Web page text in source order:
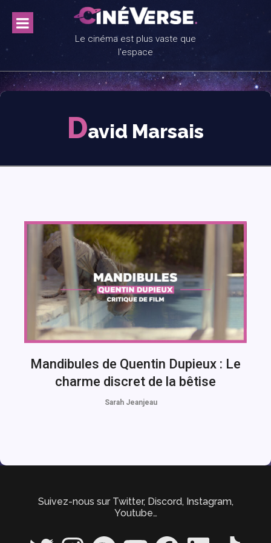
content
Le cinéma est plus vaste que
l'espace
David Marsais
Mandibules de Quentin Dupieux : Le
charme discret de la bêtise
Sarah Jeanjeau
Suivez-nous sur Twitter, Discord, Instagram,
Youtube…
Twitter InstagramSpotify YouTube FacebookLinkedIn TikTok